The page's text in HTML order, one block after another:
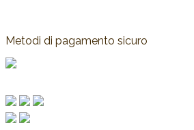
Metodi di pagamento sicuro